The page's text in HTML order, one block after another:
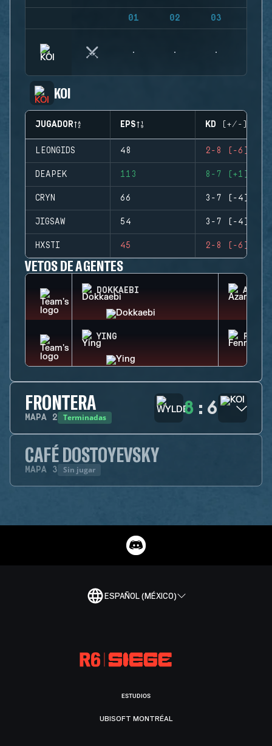
01 02 03
KOI
JUGADOR EPS KD (+/-)
LEONGIDS 48 2-8 (-6)
DEAPEK 113 8-7 (+1)
CRYN 66 3-7 (-4)
JIGSAW 54 3-7 (-4)
HXSTI 45 2-8 (-6)
VETOS DE AGENTES
DOKKAEBI AZAMI
YING
FRONTERA
MAPA 2 Terminadas 8 : 6
CAFÉ DOSTOYEVSKY
MAPA 3 Sin jugar
ESPAÑOL (MÉXICO)
ESTUDIOS
UBISOFT MONTRÉAL